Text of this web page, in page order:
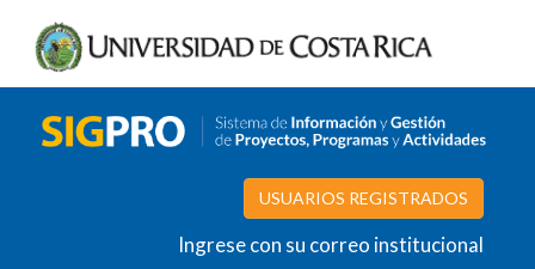
USUARIOS REGISTRADOS
Ingrese con su correo institucional